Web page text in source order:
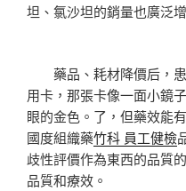
坦、氯沙坦的銷量也廣泛
藥品、耗材降價后，患
用卡，那張卡像一面小鏡
眼的金色。了，但藥效能
國度組織藥竹科 員工健檢
歧性評價作為東西的品質
品質和療效。